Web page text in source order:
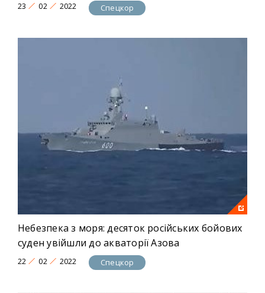
23 02 2022 Спецкор
Небезпека з моря: десяток російських бойових
суден увійшли до акваторії Азова
22 02 2022 Спецкор